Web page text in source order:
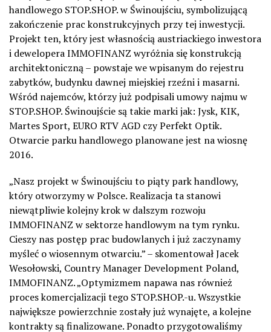
handlowego STOP.SHOP. w Świnoujściu, symbolizującą
zakończenie prac konstrukcyjnych przy tej inwestycji.
Projekt ten, który jest własnością austriackiego inwestora
i dewelopera IMMOFINANZ wyróżnia się konstrukcją
architektoniczną – powstaje we wpisanym do rejestru
zabytków, budynku dawnej miejskiej rzeźni i masarni.
Wśród najemców, którzy już podpisali umowy najmu w
STOP.SHOP. Świnoujście są takie marki jak: Jysk, KIK,
Martes Sport, EURO RTV AGD czy Perfekt Optik.
Otwarcie parku handlowego planowane jest na wiosnę
2016.
„Nasz projekt w Świnoujściu to piąty park handlowy,
który otworzymy w Polsce. Realizacja ta stanowi
niewątpliwie kolejny krok w dalszym rozwoju
IMMOFINANZ w sektorze handlowym na tym rynku.
Cieszy nas postęp prac budowlanych i już zaczynamy
myśleć o wiosennym otwarciu.” – skomentował Jacek
Wesołowski, Country Manager Development Poland,
IMMOFINANZ. „Optymizmem napawa nas również
proces komercjalizacji tego STOP.SHOP.-u. Wszystkie
największe powierzchnie zostały już wynajęte, a kolejne
kontrakty są finalizowane. Ponadto przygotowaliśmy